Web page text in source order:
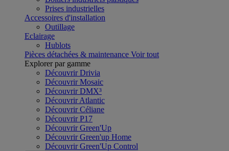
Prises industrielles
Accessoires d'installation
Outillage
Eclairage
Hublots
Pièces détachées & maintenance Voir tout
Explorer par gamme
Découvrir Drivia
Découvrir Mosaic
Découvrir DMX³
Découvrir Atlantic
Découvrir Céliane
Découvrir P17
Découvrir Green'Up
Découvrir Green'up Home
Découvrir Green'Up Control